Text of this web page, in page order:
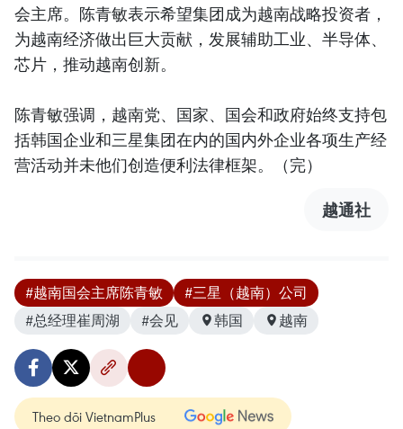
会主席。陈青敏表示希望集团成为越南战略投资者，
为越南经济做出巨大贡献，发展辅助工业、半导体、
芯片，推动越南创新。
陈青敏强调，越南党、国家、国会和政府始终支持包
括韩国企业和三星集团在内的国内外企业各项生产经
营活动并未他们创造便利法律框架。（完）
越通社
#越南国会主席陈青敏
#三星（越南）公司
#总经理崔周湖
#会见 韩国 越南
Theo dõi VietnamPlus